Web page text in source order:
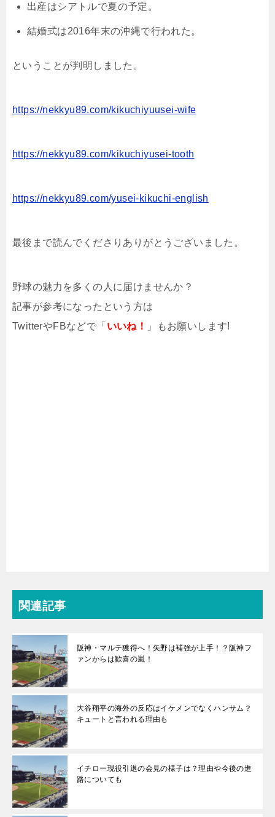
出産はシアトルで夏の予定。
結婚式は2016年末の沖縄で行われた。
ということが判明しました。
https://nekkyu89.com/kikuchiyuusei-wife
https://nekkyu89.com/kikuchiyusei-tooth
https://nekkyu89.com/yusei-kikuchi-english
最後まで読んでくださりありがとうございました。
野球の魅力を多くの人に届けませんか？
記事が参考になったという方は
TwitterやFBなどで「 いいね！ 」もお願いします!
関連記事
阪神・マルテ獲得へ！矢野は補強が上手！？阪神フ
ァンからは歓喜の嵐！
大谷翔平の海外の反応はイケメンでなくハンサム？
キュートと言われる理由も
イチロー現役引退の会見の様子は？理由や今後の進
路についても